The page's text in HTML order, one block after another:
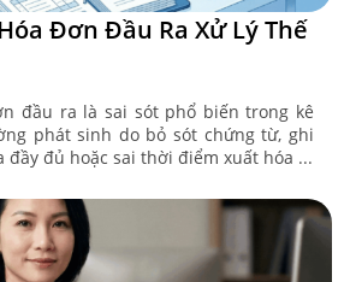
Đơn Đầu Ra Xử Lý Thế
đầu ra là sai sót phổ biến trong kê
phát sinh do bỏ sót chứng từ, ghi
đủ hoặc sai thời điểm xuất hóa ...